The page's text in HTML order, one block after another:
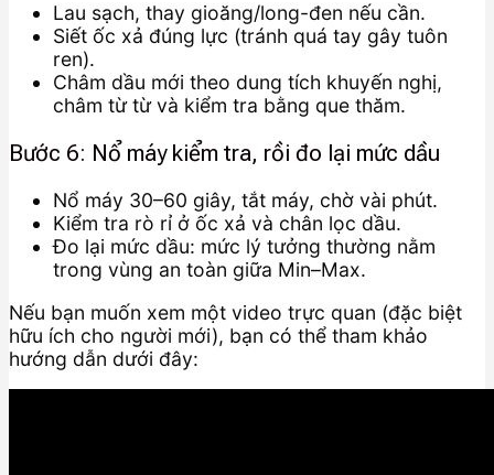
Lau sạch, thay gioăng/long-đen nếu cần.
Siết ốc xả đúng lực (tránh quá tay gây tuôn
ren).
Châm dầu mới theo dung tích khuyến nghị,
châm từ từ và kiểm tra bằng que thăm.
Bước 6: Nổ máy kiểm tra, rồi đo lại mức dầu
Nổ máy 30–60 giây, tắt máy, chờ vài phút.
Kiểm tra rò rỉ ở ốc xả và chân lọc dầu.
Đo lại mức dầu: mức lý tưởng thường nằm
trong vùng an toàn giữa Min–Max.
Nếu bạn muốn xem một video trực quan (đặc biệt
hữu ích cho người mới), bạn có thể tham khảo
hướng dẫn dưới đây: